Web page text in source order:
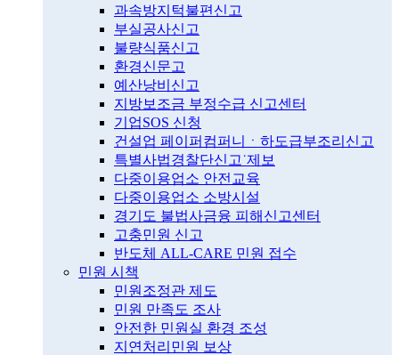
과속방지턱불편신고
부실공사신고
불량식품신고
환경신문고
예산낭비신고
지방보조금 부정수급 신고센터
기업SOS 신청
건설업 페이퍼컴퍼니ㆍ하도급부조리신고
특별사법경찰단신고˙제보
다중이용업소 안전교육
다중이용업소 소방시설
경기도 불법사금융 피해신고센터
고충민원 신고
반도체 ALL-CARE 민원 접수
민원 시책
민원조정관 제도
민원 만족도 조사
안전한 민원실 환경 조성
지연처리민원 보상